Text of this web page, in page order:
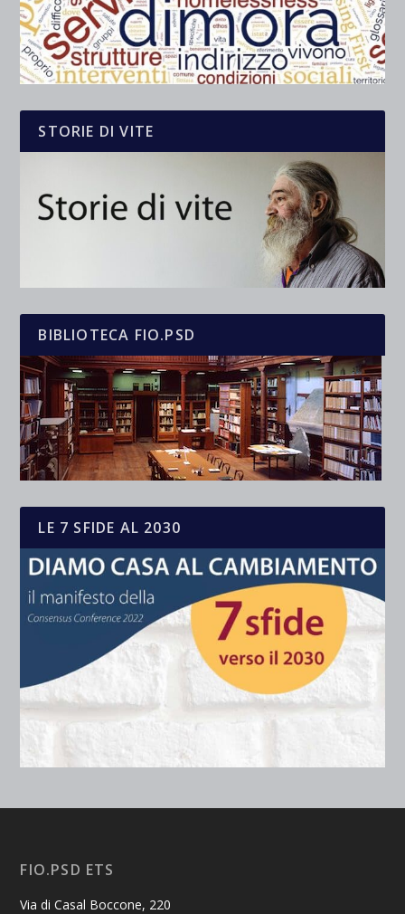
STORIE DI VITE
BIBLIOTECA FIO.PSD
LE 7 SFIDE AL 2030
FIO.PSD ETS
Via di Casal Boccone, 220